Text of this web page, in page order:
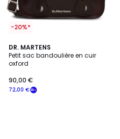
-20%*
DR. MARTENS
Petit sac bandoulière en cuir
oxford
72,00 €
90,00 €